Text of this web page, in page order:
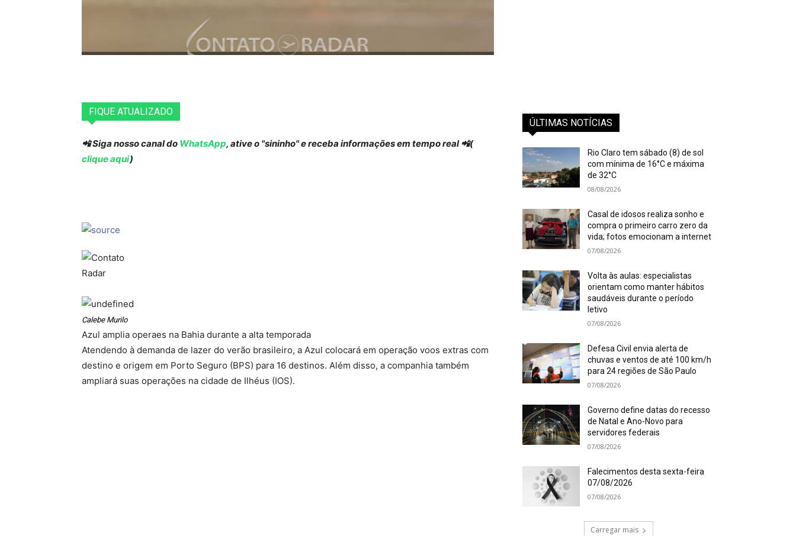
FIQUE ATUALIZADO
📲 Siga nosso canal do WhatsApp, ative o "sininho" e receba informações em tempo real 📲(
clique aqui)
Calebe Murilo
Azul amplia operaes na Bahia durante a alta temporada
Atendendo à demanda de lazer do verão brasileiro, a Azul colocará em operação voos extras com
destino e origem em Porto Seguro (BPS) para 16 destinos. Além disso, a companhia também
ampliará suas operações na cidade de Ilhéus (IOS).
ÚLTIMAS NOTÍCIAS
Rio Claro tem sábado (8) de sol
com mínima de 16°C e máxima
de 32°C
08/08/2026
Casal de idosos realiza sonho e
compra o primeiro carro zero da
vida; fotos emocionam a internet
07/08/2026
Volta às aulas: especialistas
orientam como manter hábitos
saudáveis durante o período
letivo
07/08/2026
Defesa Civil envia alerta de
chuvas e ventos de até 100 km/h
para 24 regiões de São Paulo
07/08/2026
Governo define datas do recesso
de Natal e Ano-Novo para
servidores federais
07/08/2026
Falecimentos desta sexta-feira
07/08/2026
07/08/2026
Carregar mais